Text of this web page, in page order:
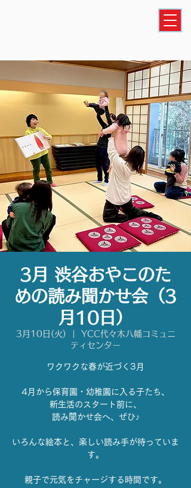
3月 渋谷おやこのた
めの読み聞かせ会（3
月10日）
3月10日(火)
YCC代々木八幡コミュニ
ティセンター
ワクワクな春が近づく3月
4月から保育園・幼稚園に入る子たち、
新生活のスタート前に、
読み聞かせ会へ、ぜひ♪
いろんな絵本と、楽しい読み手が待っていま
す。
親子で元気をチャージする時間です。